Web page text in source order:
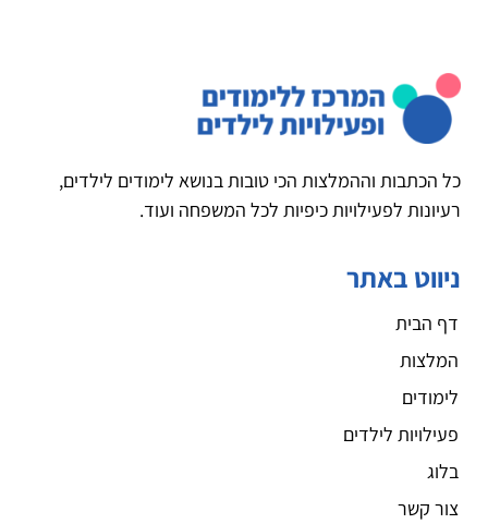
כל הכתבות וההמלצות הכי טובות בנושא לימודים לילדים,
רעיונות לפעילויות כיפיות לכל המשפחה ועוד.
ניווט באתר
דף הבית
המלצות
לימודים
פעילויות לילדים
בלוג
צור קשר